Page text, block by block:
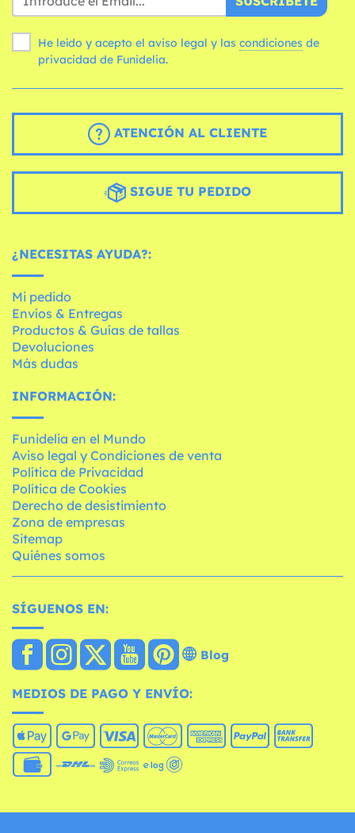
He leído y acepto el aviso legal y las condiciones
privacidad de Funidelia.
ATENCIÓN AL CLIENTE
SIGUE TU PEDIDO
¿NECESITAS AYUDA?:
Mi pedido
Envíos & Entregas
Productos & Guías de tallas
Devoluciones
Más dudas
INFORMACIÓN:
Funidelia en el Mundo
Aviso legal y Condiciones de venta
Política de Privacidad
Política de Cookies
Derecho de desistimiento
Zona de empresas
Sitemap
Quiénes somos
SÍGUENOS EN:
Blog
MEDIOS DE PAGO Y ENVÍO: